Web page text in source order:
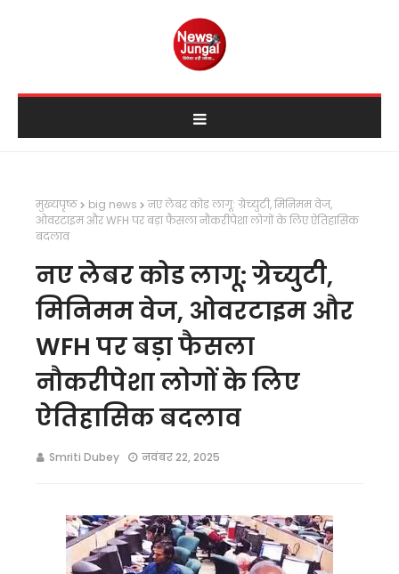
मुख्यपृष्ठ big news
नए लेबर कोड लागू: ग्रेच्युटी, मिनिमम वेज,
ओवरटाइम और WFH पर बड़ा फैसला नौकरीपेशा लोगों के लिए ऐतिहासिक
बदलाव
नए लेबर कोड लागू: ग्रेच्युटी,
मिनिमम वेज, ओवरटाइम और
WFH पर बड़ा फैसला
नौकरीपेशा लोगों के लिए
ऐतिहासिक बदलाव
Smriti Dubey नवंबर 22, 2025